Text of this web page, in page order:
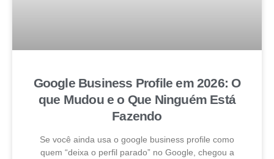
Google Business Profile em 2026: O
que Mudou e o Que Ninguém Está
Fazendo
Se você ainda usa o google business profile como
quem “deixa o perfil parado” no Google, chegou a